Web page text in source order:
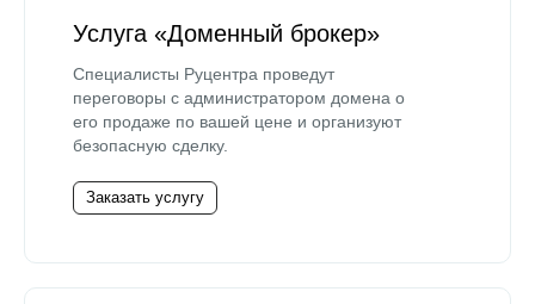
Услуга «Доменный брокер»
Специалисты Руцентра проведут
переговоры с администратором домена о
его продаже по вашей цене и организуют
безопасную сделку.
Заказать услугу